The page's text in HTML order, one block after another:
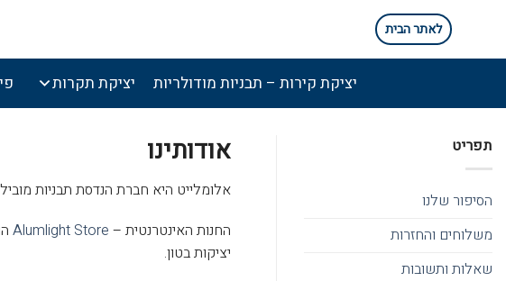
content
לאתר הבית
יציקת קירות – תבניות מודולריות יציקת תקרות
אודותינו
אלומלייט היא חברת הנדסת תבניות מובילה בתחומה, שהוקמה בשנת 1991
החנות האינטרנטית – Alumlight Store
יציקות בטון.
תפריט
הסיפור שלנו
משלוחים והחזרות
שאלות ותשובות